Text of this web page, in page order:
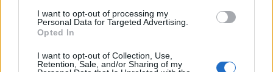
I want to opt-out of processing my
Personal Data for Targeted Advertising.
Opted In
I want to opt-out of Collection, Use,
Retention, Sale, and/or Sharing of my